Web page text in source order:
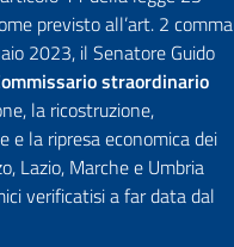
previsto all’art. 2 comma
2023, il Senatore Guido
straordinario
la ricostruzione,
e la ripresa economica dei
Lazio, Marche e Umbria
verificatisi a far data dal